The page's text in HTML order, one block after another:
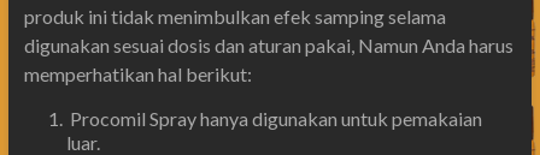
produk ini tidak menimbulkan efek samping selama
digunakan sesuai dosis dan aturan pakai, Namun Anda harus
memperhatikan hal berikut:
Procomil Spray hanya digunakan untuk pemakaian
luar.